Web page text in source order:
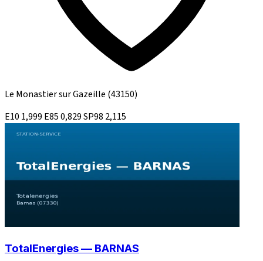
Le Monastier sur Gazeille (43150)
E10 1,999 E850,829SP98 2,115
TotalEnergies — BARNAS